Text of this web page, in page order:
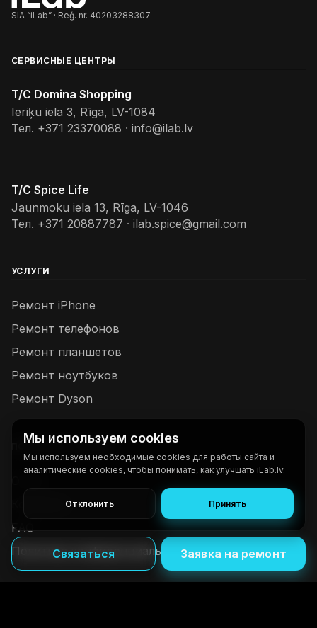
Связаться Заявка на ремонт
SIA “iLab” · Reģ. nr. 40203288307
СЕРВИСНЫЕ ЦЕНТРЫ
T/C Domina Shopping
Ieriķu iela 3, Rīga, LV-1084
Тел. +371 23370088 · info@ilab.lv
T/C Spice Life
Jaunmoku iela 13, Rīga, LV-1046
Тел. +371 20887787 · ilab.spice@gmail.com
УСЛУГИ
Ремонт iPhone
Ремонт телефонов
Ремонт планшетов
Ремонт ноутбуков
Ремонт Dyson
ПОЛЕЗНЫЕ ССЫЛКИ
Контакты
FAQ
Политика конфиденциальности и cookies
Мы используем cookies
Мы используем необходимые cookies для работы сайта и
аналитические cookies, чтобы понимать, как улучшать iLab.lv.
Отклонить Принять